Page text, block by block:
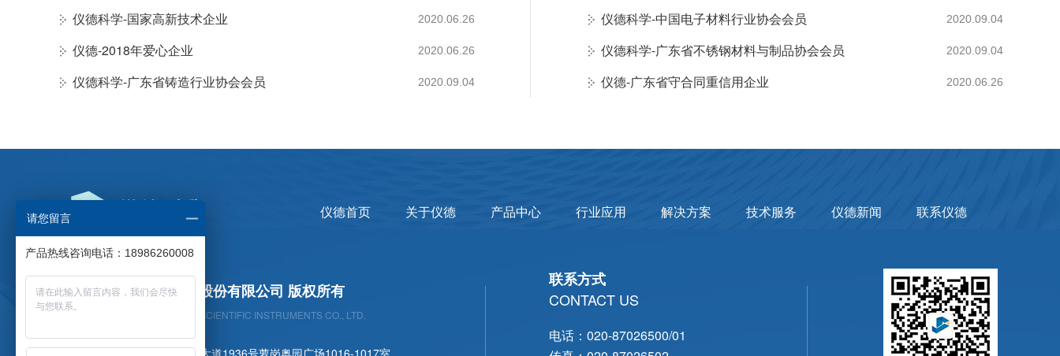
仪德科学-国家高新技术企业 2020.06.26
仪德-2018年爱心企业 2020.06.26
仪德科学-广东省铸造行业协会会员 2020.09.04
仪德科学-中国电子材料行业协会会员 2020.09.04
仪德科学-广东省不锈钢材料与制品协会会员 2020.09.04
仪德-广东省守合同重信用企业 2020.06.26
仪德首页 关于仪德 产品中心 行业应用 解决方案 技术服务 仪德新闻 联系仪德
广州仪德精密科学仪器股份有限公司 版权所有
GUANGZHOU YIDE PRECISION SCIENTIFIC INSTRUMENTS CO., LTD.
公司地址：广州市黄埔区开创大道1936号萝岗奥园广场1016-1017室
联系方式
CONTACT US
电话：020-87026500/01
请您留言
产品热线咨询电话：18986260008